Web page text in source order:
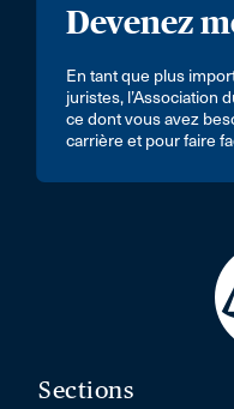
Devenez
En tant que plus
juristes, l’Association
ce dont vous avez
carrière et pour faire
Sections